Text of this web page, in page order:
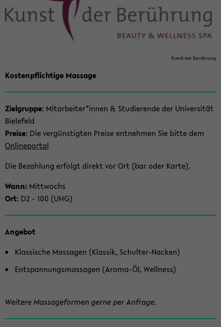
Kunst der Be­rüh­rung
Kos­ten­pflich­ti­ge Mas­sa­ge
Ziel­grup­pe: Mit­ar­bei­ter*innen & Stu­die­ren­de der Uni­ver­si­tät
Bie­le­feld
Prei­se: Die ver­güns­tig­ten Prei­se ent­neh­men Sie bitte dem
On­line­por­tal
Die Be­zah­lung er­folgt di­rekt vor Ort (bar oder Karte).
Wann: Mitt­wochs
Ort: D2 - 100 (UHG)
An­ge­bot
Klas­si­sche Mas­sa­gen (Klas­sik, Schulter-​Nacken)
Ent­span­nungs­mas­sa­gen (Aroma-​Öl, Well­ness)
Wei­te­re Mas­sa­ge­for­men gerne per An­fra­ge.